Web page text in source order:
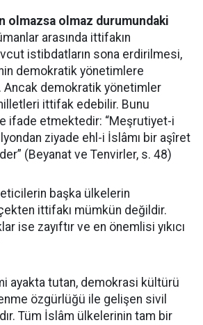
olmazsa olmaz durumundaki
arasında ittifakın
istibdatların sona erdirilmesi,
demokratik yönetimlere
Ancak demokratik yönetimler
ittifak edebilir. Bunu
ifade etmektedir: “Meşrutiyet-i
ziyade ehl-i İslâmı bir aşîret
(Beyanat ve Tenvirler, s. 48)
başka ülkelerin
ittifakı mümkün değildir.
ise zayıftır ve en önemlisi yıkıcı
ayakta tutan, demokrasi kültürü
özgürlüğü ile gelişen sivil
Tüm İslâm ülkelerinin tam bir